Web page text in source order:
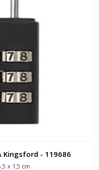
Kingsford - 119686
x 1,5 cm